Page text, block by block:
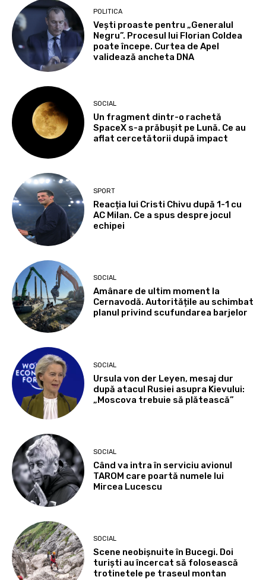
POLITICA
Vești proaste pentru „Generalul
Negru”. Procesul lui Florian Coldea
poate începe. Curtea de Apel
validează ancheta DNA
SOCIAL
Un fragment dintr-o rachetă
SpaceX s-a prăbușit pe Lună. Ce au
aflat cercetătorii după impact
SPORT
Reacția lui Cristi Chivu după 1-1 cu
AC Milan. Ce a spus despre jocul
echipei
SOCIAL
Amânare de ultim moment la
Cernavodă. Autoritățile au schimbat
planul privind scufundarea barjelor
SOCIAL
Ursula von der Leyen, mesaj dur
după atacul Rusiei asupra Kievului:
„Moscova trebuie să plătească”
SOCIAL
Când va intra în serviciu avionul
TAROM care poartă numele lui
Mircea Lucescu
SOCIAL
Scene neobișnuite în Bucegi. Doi
turiști au încercat să folosească
trotinetele pe traseul montan